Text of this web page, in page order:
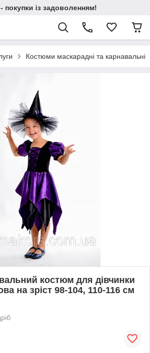
покупки із задоволенням!
Костюми маскарадні та карнавальні
костюм для дівчинки
на зріст 98-104, 110-116 см